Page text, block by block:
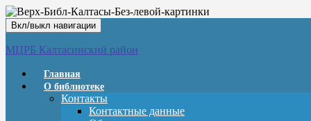
Вкл/выкл навигации
МЦРБ Калтасинский район
Главная
О библиотеке
Контакты
Контактные данные